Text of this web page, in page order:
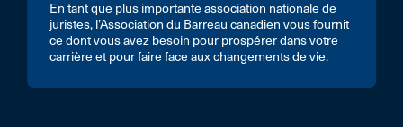
En tant que plus importante association nationale de
juristes, l’Association du Barreau canadien vous fournit
ce dont vous avez besoin pour prospérer dans votre
carrière et pour faire face aux changements de vie.